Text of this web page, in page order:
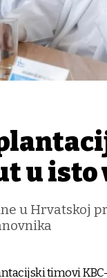
u isto
u Hrvatskoj
timovi